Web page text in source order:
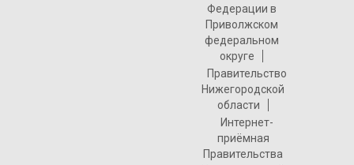
Федерации в
Приволжском
федеральном
округе
Правительство
Нижегородской
области
Интернет-
приёмная
Правительства